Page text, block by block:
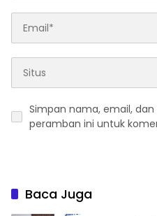
Simpan nama, email,
peramban ini untuk
Baca Juga